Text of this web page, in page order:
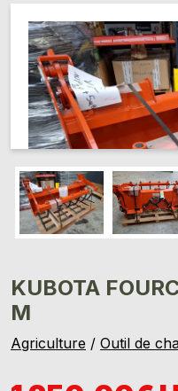
KUBOTA
M
Agriculture / Outil de